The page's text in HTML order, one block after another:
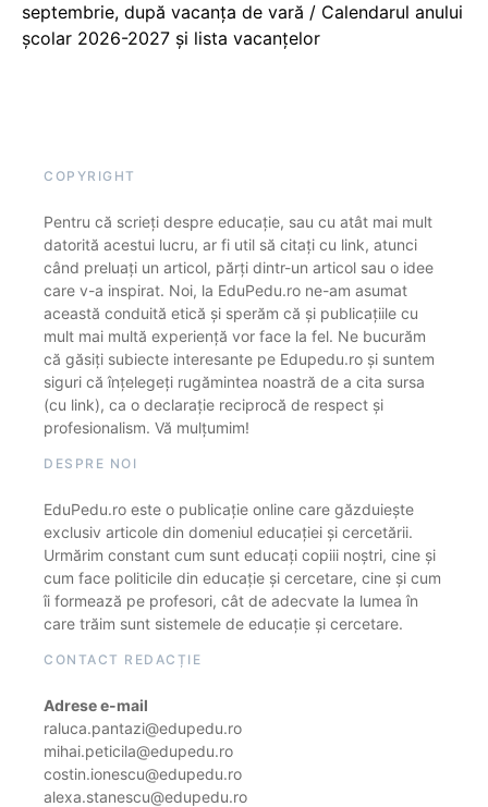
septembrie, după vacanța de vară / Calendarul anului
școlar 2026-2027 și lista vacanțelor
COPYRIGHT
Pentru că scrieți despre educație, sau cu atât mai mult
datorită acestui lucru, ar fi util să citați cu link, atunci
când preluați un articol, părți dintr-un articol sau o idee
care v-a inspirat. Noi, la EduPedu.ro ne-am asumat
această conduită etică și sperăm că și publicațiile cu
mult mai multă experiență vor face la fel. Ne bucurăm
că găsiți subiecte interesante pe Edupedu.ro și suntem
siguri că înțelegeți rugămintea noastră de a cita sursa
(cu link), ca o declarație reciprocă de respect și
profesionalism. Vă mulțumim!
DESPRE NOI
EduPedu.ro este o publicație online care găzduiește
exclusiv articole din domeniul educației și cercetării.
Urmărim constant cum sunt educați copiii noștri, cine și
cum face politicile din educație și cercetare, cine și cum
îi formează pe profesori, cât de adecvate la lumea în
care trăim sunt sistemele de educație și cercetare.
CONTACT REDACȚIE
Adrese e-mail
raluca.pantazi@edupedu.ro
mihai.peticila@edupedu.ro
costin.ionescu@edupedu.ro
alexa.stanescu@edupedu.ro